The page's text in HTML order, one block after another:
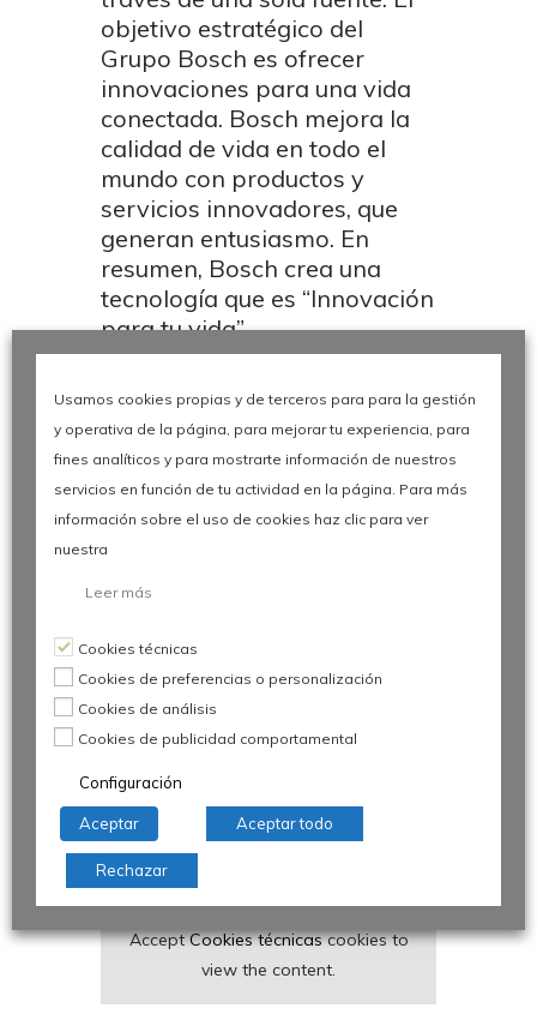
objetivo estratégico del
Grupo Bosch es ofrecer
innovaciones para una vida
conectada. Bosch mejora la
calidad de vida en todo el
mundo con productos y
servicios innovadores, que
generan entusiasmo. En
resumen, Bosch crea una
tecnología que es “Innovación
para tu vida”.
TAGS Internet of Things –
Conectividad – Movilidad –
Sostenibilidad – Innovación
El futuro de la movilidad
AcceptCookies técnicascookies to
view the content.
Usamos cookies propias y de terceros para para la gestión
y operativa de la página, para mejorar tu experiencia, para
fines analíticos y para mostrarte información de nuestros
servicios en función de tu actividad en la página. Para más
información sobre el uso de cookies haz clic para ver
nuestra
Leer más
Cookies técnicas
Cookies de preferencias o personalización
Cookies de análisis
Cookies de publicidad comportamental
Configuración
Aceptar Aceptar todo
Rechazar